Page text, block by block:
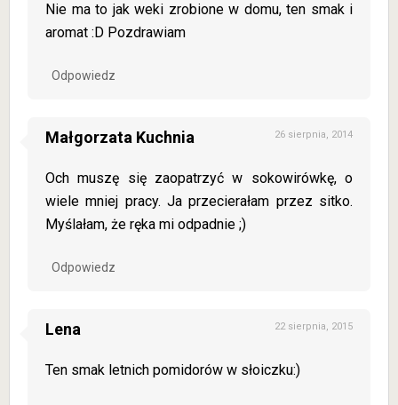
Nie ma to jak weki zrobione w domu, ten smak i
aromat :D Pozdrawiam
Odpowiedz
Małgorzata Kuchnia 26 sierpnia, 2014
Och muszę się zaopatrzyć w sokowirówkę, o
wiele mniej pracy. Ja przecierałam przez sitko.
Myślałam, że ręka mi odpadnie ;)
Odpowiedz
Lena 22 sierpnia, 2015
Ten smak letnich pomidorów w słoiczku:)